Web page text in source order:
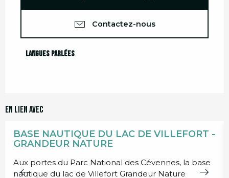
Contactez-nous
Langues parlées
Langues parlées
En lien avec
BASE NAUTIQUE DU LAC DE VILLEFORT -
GRANDEUR NATURE
Aux portes du Parc National des Cévennes, la base
nautique du lac de Villefort Grandeur Nature